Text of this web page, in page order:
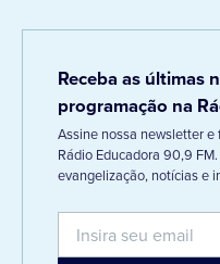
Receba as últimas
programação na
Assine nossa newsletter
Rádio Educadora 90,9
evangelização, notícias e